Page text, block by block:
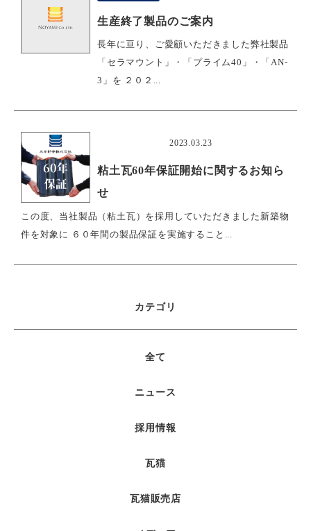
生産終了製品のご案内
長年に亘り、ご愛顧いただきました弊社製品
「セラマウント」・「プライム40」・「AN-
3」を ２０２...
2023.03.23
粘土瓦60年保証開始に関するお知ら
せ
この度、当社製品（粘土瓦）を採用していただきました新築物
件を対象に ６０年間の製品保証を実施すること...
カテゴリ
全て
ニュース
採用情報
瓦猫
瓦猫販売店